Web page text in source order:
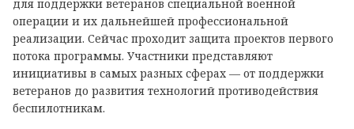
для поддержки ветеранов специальной военной
операции и их дальнейшей профессиональной
реализации. Сейчас проходит защита проектов первого
потока программы. Участники представляют
инициативы в самых разных сферах — от поддержки
ветеранов до развития технологий противодействия
беспилотникам.